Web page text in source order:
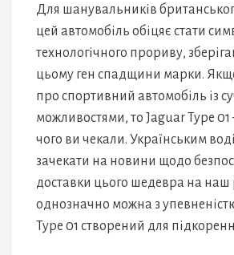
Для шанувальників
цей автомобіль обіцяє стати
технологічного прориву,
цьому ген спадщини марки.
про спортивний автомобіль із
можливостями, то Jaguar Type 01
чого ви чекали. Українським
зачекати на новини щодо
доставки цього шедевра на наш
однозначно можна з
Type 01 створений для